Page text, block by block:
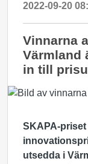
2022-09-20
Vinnarna
Värmland
in till
SKAPA-
utsedda i